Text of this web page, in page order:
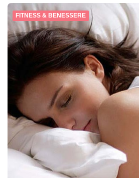
FITNESS & BENESSERE